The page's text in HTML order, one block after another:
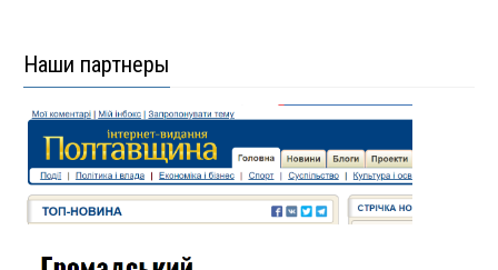
Наши партнеры